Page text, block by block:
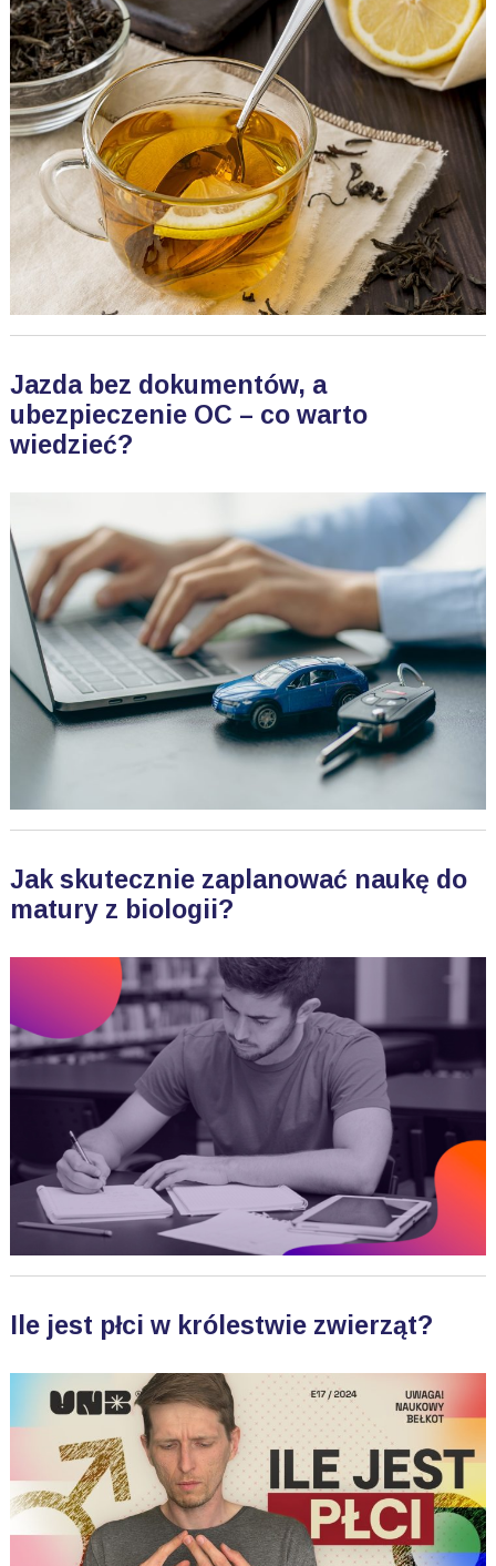
Jazda bez dokumentów, a
ubezpieczenie OC – co warto
wiedzieć?
Jak skutecznie zaplanować naukę do
matury z biologii?
Ile jest płci w królestwie zwierząt?